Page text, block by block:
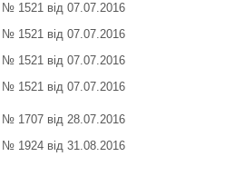
№ 1521 від 07.07.2016
№ 1521 від 07.07.2016
№ 1521 від 07.07.2016
№ 1521 від 07.07.2016
№ 1707 від 28.07.2016
№ 1924 від 31.08.2016